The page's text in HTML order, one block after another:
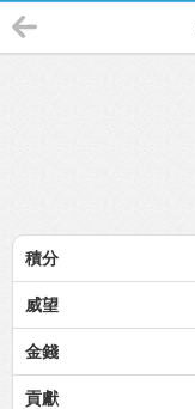
積分
威望
金錢
貢獻